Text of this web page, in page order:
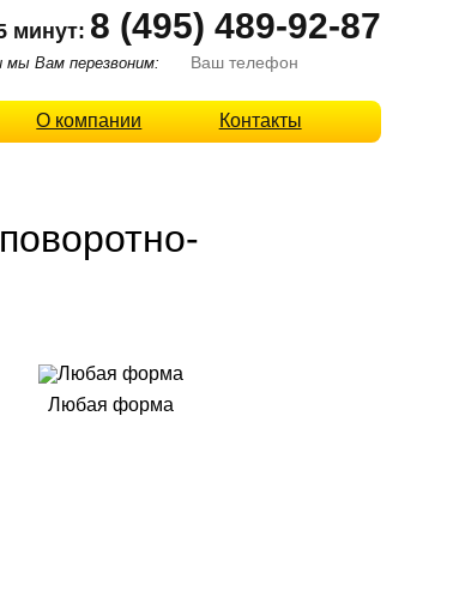
минут: 8 (495) 489-92-87
Вам перезвоним:
О компании Контакты
Любая форма